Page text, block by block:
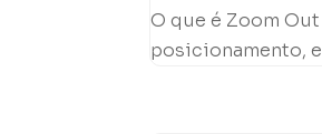
O que é Zoom
posicionamento,